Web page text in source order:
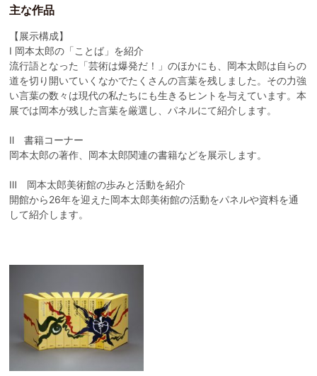
主な作品
【展示構成】
Ⅰ 岡本太郎の「ことば」を紹介
流行語となった「芸術は爆発だ！」のほかにも、岡本太郎は自らの
道を切り開いていくなかでたくさんの言葉を残しました。その力強
い言葉の数々は現代の私たちにも生きるヒントを与えています。本
展では岡本が残した言葉を厳選し、パネルにて紹介します。
Ⅱ 書籍コーナー
岡本太郎の著作、岡本太郎関連の書籍などを展示します。
Ⅲ 岡本太郎美術館の歩みと活動を紹介
開館から26年を迎えた岡本太郎美術館の活動をパネルや資料を通
して紹介します。